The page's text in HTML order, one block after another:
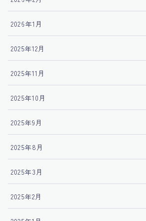
2026年1月
2025年12月
2025年11月
2025年10月
2025年9月
2025年8月
2025年3月
2025年2月